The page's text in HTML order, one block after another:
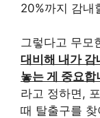
20%까지 감내
그렇다고 무모
대비해 내가 감
놓는 게 중요합
라고 정하면,
때 탈출구를